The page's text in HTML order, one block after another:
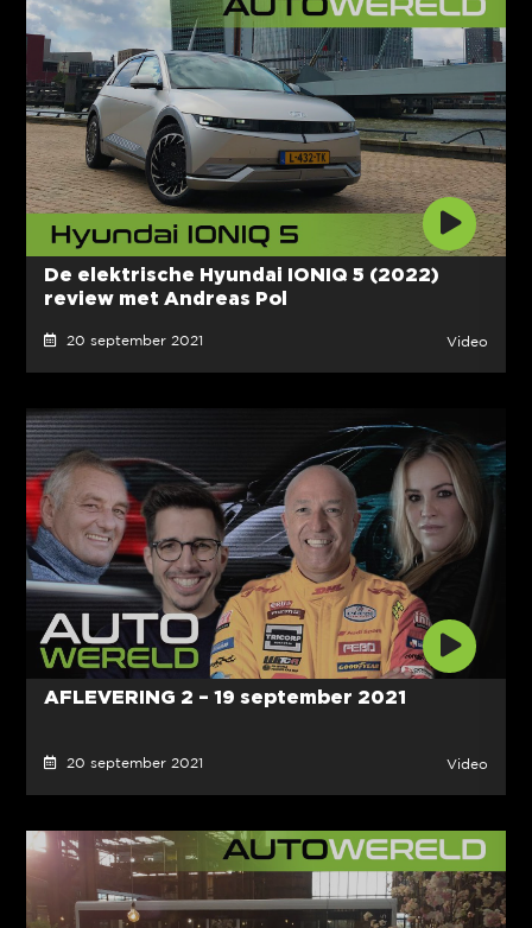
De elektrische Hyundai IONIQ 5 (2022)
review met Andreas Pol
20 september 2021 Video
AFLEVERING 2 – 19 september 2021
20 september 2021 Video